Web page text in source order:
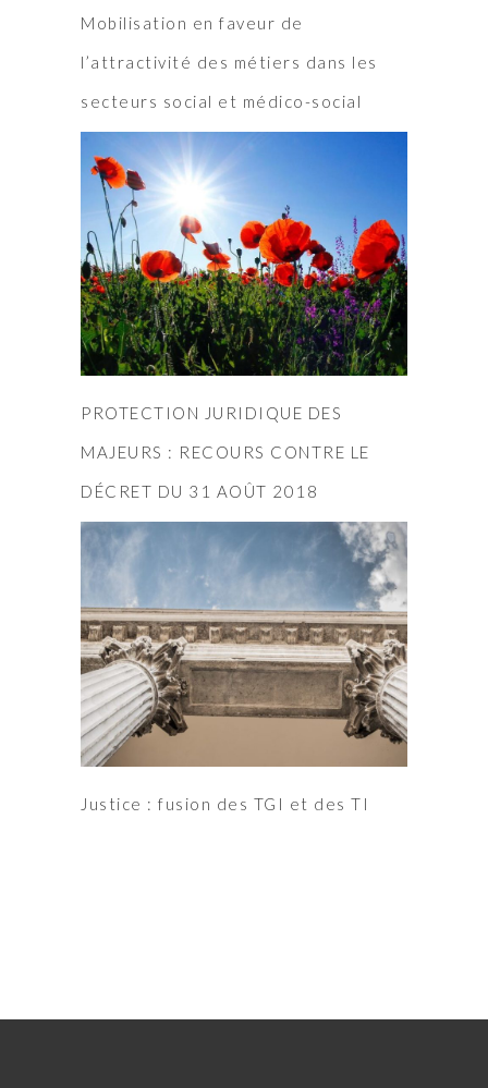
Mobilisation en faveur de
l’attractivité des métiers dans les
secteurs social et médico-social
PROTECTION JURIDIQUE DES
MAJEURS : RECOURS CONTRE LE
DÉCRET DU 31 AOÛT 2018
Justice : fusion des TGI et des TI